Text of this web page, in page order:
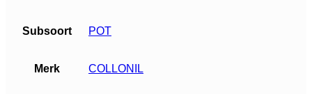
Subsoort POT
Merk COLLONIL